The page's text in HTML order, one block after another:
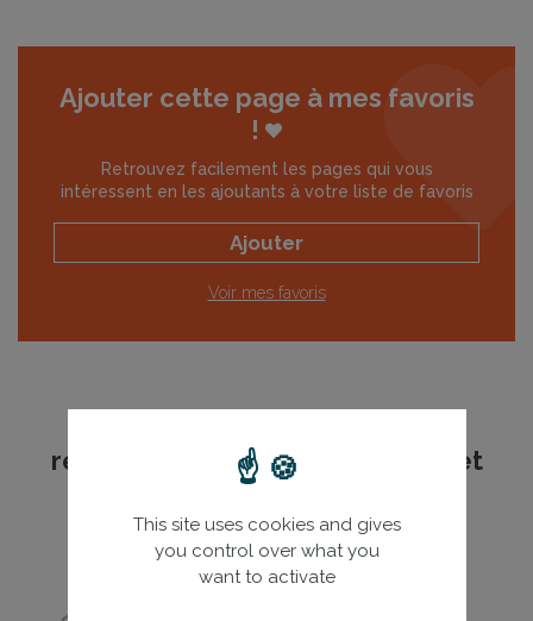
Ajouter cette page à mes favoris
!
Retrouvez facilement les pages qui vous
intéressent en les ajoutants à votre liste de favoris
Ajouter
Voir mes favoris
recommandées par les acteurs et
partenaires des énergies et du
bâtiment
This site uses cookies and gives
you control over what you
want to activate